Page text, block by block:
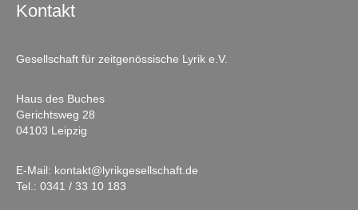
Kontakt
Gesellschaft für zeitgenössische Lyrik e.V.
Haus des Buches
Gerichtsweg 28
04103 Leipzig
E-Mail: kontakt@lyrikgesellschaft.de
Tel.: 0341 / 33 10 183